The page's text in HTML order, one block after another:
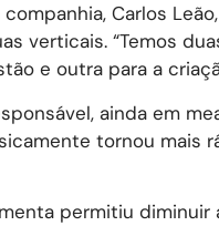
Carlos
verticais. “Temos
e outra para a
ainda em
tornou mais
permitiu